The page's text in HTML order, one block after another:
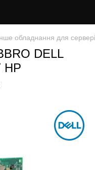
обладнання для
DELL
HP